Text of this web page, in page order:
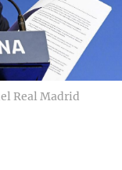
Real Madrid